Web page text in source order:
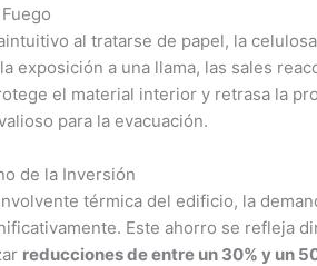
al tratarse de papel, la
exposición a una llama, las sales
el material interior y retrasa la
para la evacuación.
de la Inversión
térmica del edificio, la
Este ahorro se refleja
reducciones de entre un 30% y un